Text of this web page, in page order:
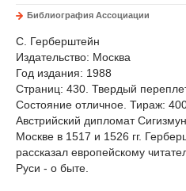
Библиография Ассоциации
С. Герберштейн
Издательство: Москва
Год издания: 1988
Страниц: 430. Твердый
Состояние отличное. Тираж:
Австрийский дипломат
Москве в 1517 и 1526 гг.
рассказал европейскому
Руси - о быте.